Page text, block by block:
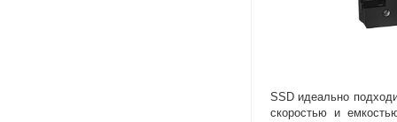
SSD идеально
скоростью и